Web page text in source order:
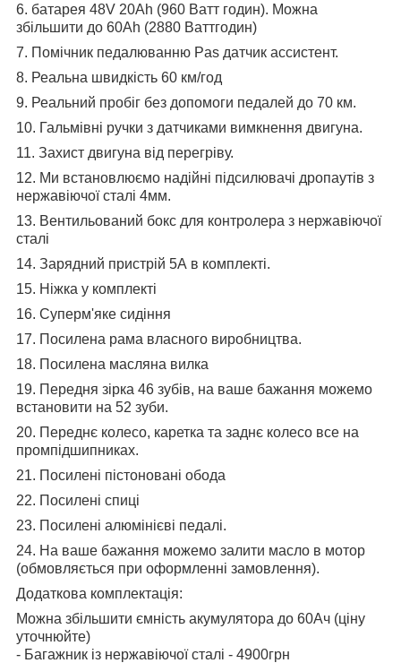
6. батарея 48V 20Ah (960 Ватт годин). Можна
збільшити до 60Аh (2880 Ваттгодин)
7. Помічник педалюванню Pas датчик ассистент.
8. Реальна швидкість 60 км/год
9. Реальний пробіг без допомоги педалей до 70 км.
10. Гальмівні ручки з датчиками вимкнення двигуна.
11. Захист двигуна від перегріву.
12. Ми встановлюємо надійні підсилювачі дропаутів з
нержавіючої сталі 4мм.
13. Вентильований бокс для контролера з нержавіючої
сталі
14. Зарядний пристрій 5А в комплекті.
15. Ніжка у комплекті
16. Суперм'яке сидіння
17. Посилена рама власного виробництва.
18. Посилена масляна вилка
19. Передня зірка 46 зубів, на ваше бажання можемо
встановити на 52 зуби.
20. Переднє колесо, каретка та заднє колесо все на
промпідшипниках.
21. Посилені пістоновані обода
22. Посилені спиці
23. Посилені алюмінієві педалі.
24. На ваше бажання можемо залити масло в мотор
(обмовляється при оформленні замовлення).
Додаткова комплектація:
Можна збільшити ємність акумулятора до 60Ач (ціну
уточнюйте)
- Багажник із нержавіючої сталі - 4900грн